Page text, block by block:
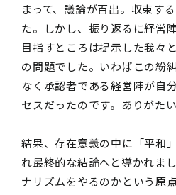
まって、議論が百出。収束す
た。しかし、振り返るに経営
目指すところは提示した我々
の問題でした。いわばこの紛
なく承認者である経営陣が自
セスだったのです。ありがた
結果、存在意義の中に「平和
れ最終的な結論へと導かれま
ナリズムをやるのかという原